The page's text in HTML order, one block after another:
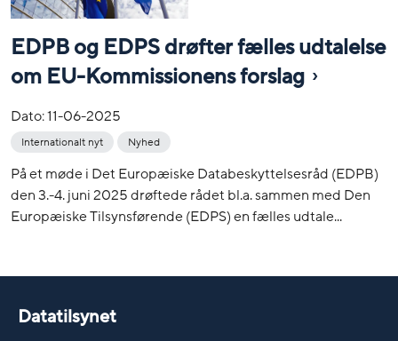
EDPB og EDPS drøfter fælles udtalelse
om EU-Kommissionens forslag
Dato:11-06-2025
Internationalt nyt Nyhed
På et møde i Det Europæiske Databeskyttelsesråd (EDPB)
den 3.-4. juni 2025 drøftede rådet bl.a. sammen med Den
Europæiske Tilsynsførende (EDPS) en fælles udtale...
Datatilsynet